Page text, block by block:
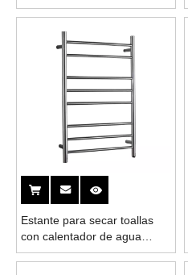
negro pistola de acero
Estante para secar toallas
con calentador de agua
caliente de 8 barras de acero